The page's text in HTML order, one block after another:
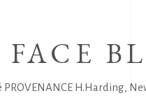
H.Harding,